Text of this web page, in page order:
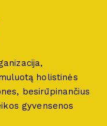
holistinės
besirūpinančius
gyvensenos